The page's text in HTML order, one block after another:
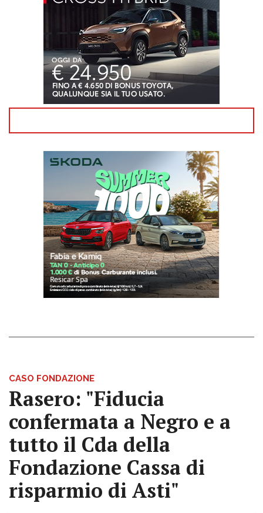
CASO FONDAZIONE
Rasero: "Fiducia
confermata a Negro e a
tutto il Cda della
Fondazione Cassa di
risparmio di Asti"